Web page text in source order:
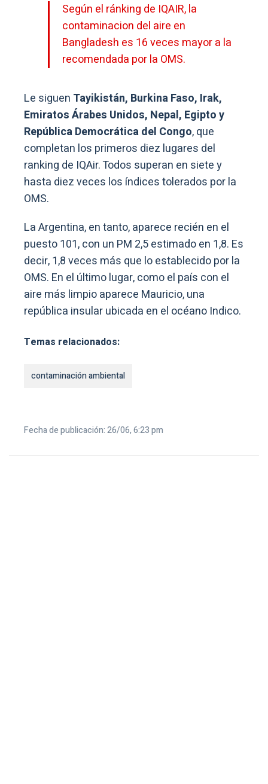
Según el ránking de IQAIR, la
contaminacion del aire en
Bangladesh es 16 veces mayor a la
recomendada por la OMS.
Le siguen Tayikistán, Burkina Faso, Irak,
Emiratos Árabes Unidos, Nepal, Egipto y
República Democrática del Congo, que
completan los primeros diez lugares del
ranking de IQAir. Todos superan en siete y
hasta diez veces los índices tolerados por la
OMS.
La Argentina, en tanto, aparece recién en el
puesto 101, con un PM 2,5 estimado en 1,8. Es
decir, 1,8 veces más que lo establecido por la
OMS. En el último lugar, como el país con el
aire más limpio aparece Mauricio, una
república insular ubicada en el océano Indico.
Temas relacionados:
contaminación ambiental
Fecha de publicación: 26/06, 6:23 pm